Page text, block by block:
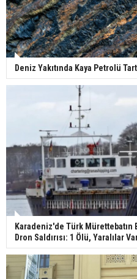
Deniz Yakıtında Kaya Petrolü
Karadeniz'de Türk
Dron Saldırısı: 1 Ölü, Yaralılar